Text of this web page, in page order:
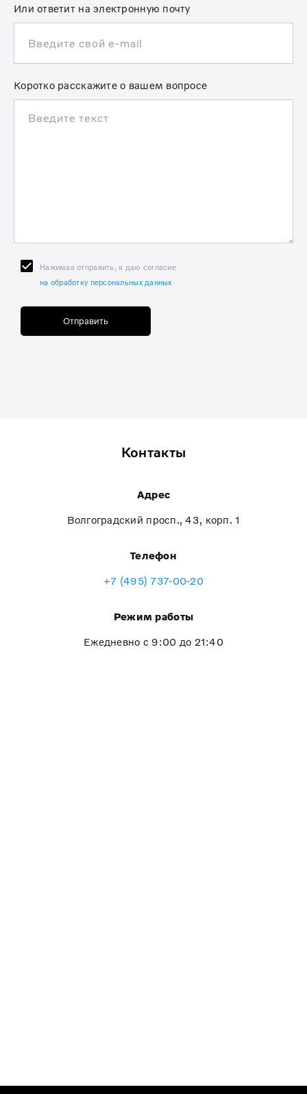
Или ответит на электронную почту
Коротко расскажите о вашем вопросе
Нажимая отправить, я даю согласие
на обработку персональных данных
Отправить
Контакты
Адрес
Волгоградский просп., 43, корп. 1
Телефон
+7 (495) 737-00-20
Режим работы
Ежедневно с 9:00 до 21:40